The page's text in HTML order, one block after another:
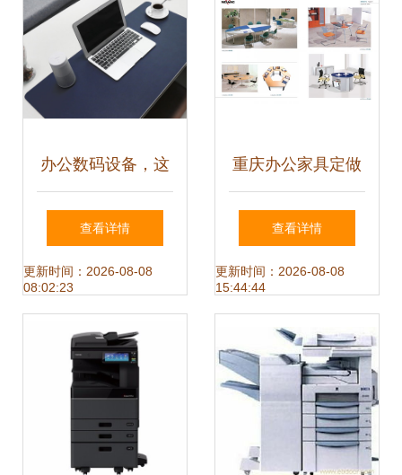
办公数码设备，这
套组合你值得拥
有！通讯设备篇
查看详情
更新时间：2026-08-08
08:02:23
重庆办公家具定做
远翔办公设备打造
高端办公与酒店家
具新标杆
查看详情
更新时间：2026-08-08
15:44:44